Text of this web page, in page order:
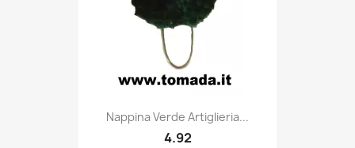
Quick view
Nappina Verde Artiglieria...
4.92